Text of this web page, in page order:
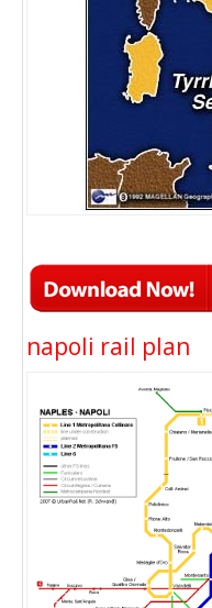
napoli rail plan